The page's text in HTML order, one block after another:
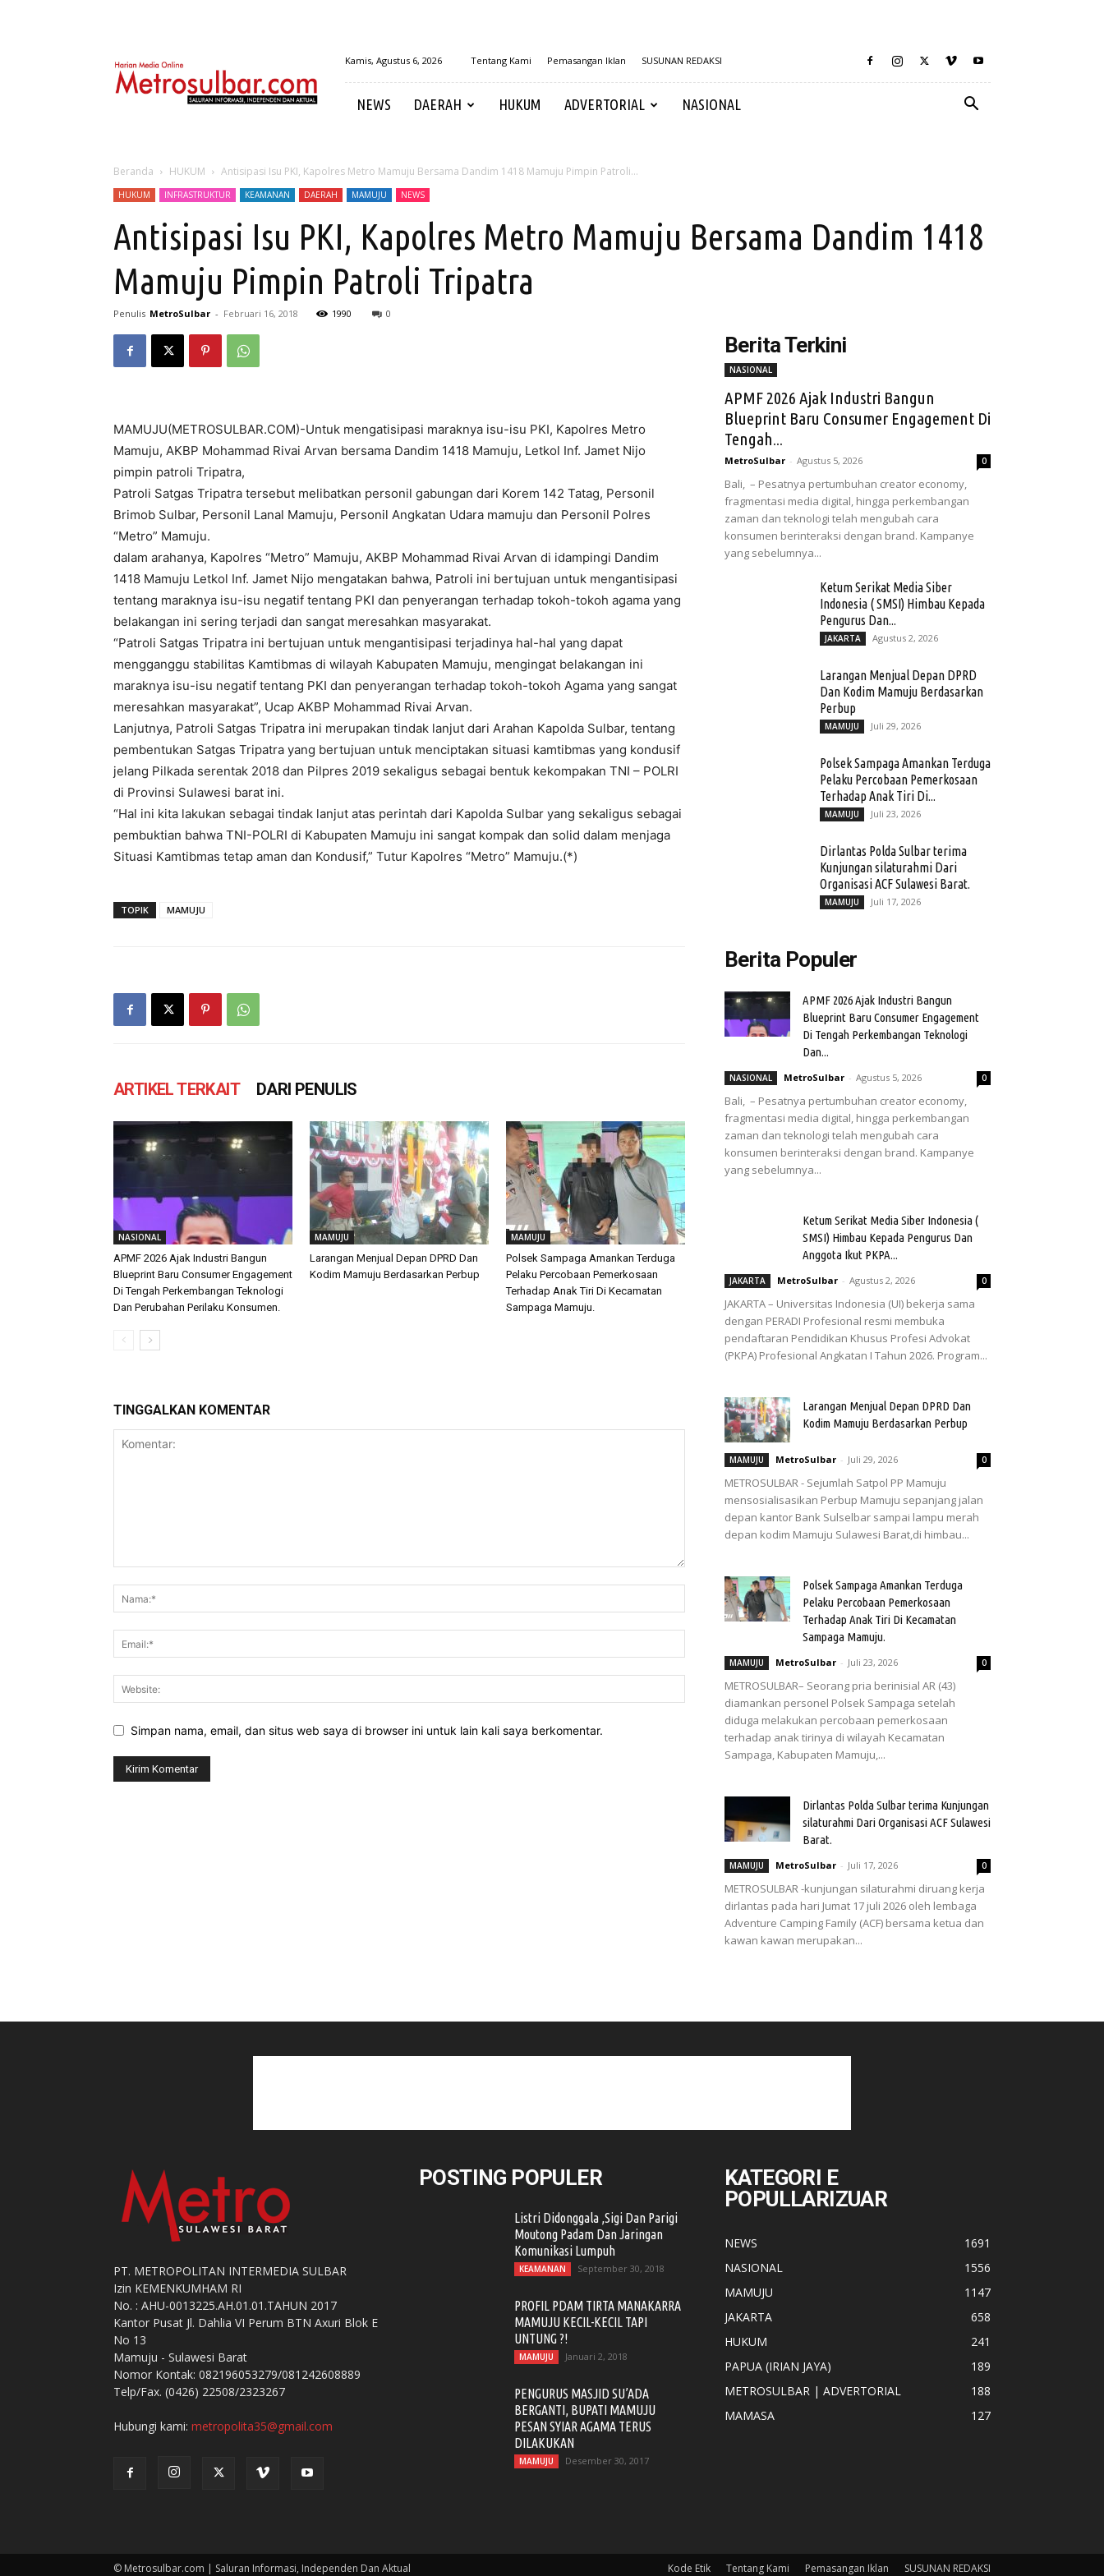
Kamis, Agustus 6, 2026 Tentang Kami Pemasangan Iklan SUSUNAN REDAKSI
NEWS DAERAH HUKUM ADVERTORIAL NASIONAL
Beranda HUKUM Antisipasi Isu PKI, Kapolres Metro Mamuju Bersama Dandim 1418 Mamuju Pimpin Patroli...
HUKUM INFRASTRUKTUR KEAMANAN DAERAH MAMUJU NEWS
Antisipasi Isu PKI, Kapolres Metro Mamuju Bersama Dandim 1418
Mamuju Pimpin Patroli Tripatra
Penulis MetroSulbar - Februari 16, 2018 1990 0
MAMUJU(METROSULBAR.COM)-Untuk mengatisipasi maraknya isu-isu PKI, Kapolres Metro
Mamuju, AKBP Mohammad Rivai Arvan bersama Dandim 1418 Mamuju, Letkol Inf. Jamet Nijo
pimpin patroli Tripatra,
Patroli Satgas Tripatra tersebut melibatkan personil gabungan dari Korem 142 Tatag, Personil
Brimob Sulbar, Personil Lanal Mamuju, Personil Angkatan Udara mamuju dan Personil Polres
“Metro” Mamuju.
dalam arahanya, Kapolres “Metro” Mamuju, AKBP Mohammad Rivai Arvan di idampingi Dandim
1418 Mamuju Letkol Inf. Jamet Nijo mengatakan bahwa, Patroli ini bertujuan untuk mengantisipasi
tentang maraknya isu-isu negatif tentang PKI dan penyerangan terhadap tokoh-tokoh agama yang
belakangan ini sering terjadi dan sangat meresahkan masyarakat.
“Patroli Satgas Tripatra ini bertujuan untuk mengantisipasi terjadinya hal-hal yang dapat
mengganggu stabilitas Kamtibmas di wilayah Kabupaten Mamuju, mengingat belakangan ini
maraknya isu-isu negatif tentang PKI dan penyerangan terhadap tokoh-tokoh Agama yang sangat
meresahkan masyarakat”, Ucap AKBP Mohammad Rivai Arvan.
Lanjutnya, Patroli Satgas Tripatra ini merupakan tindak lanjut dari Arahan Kapolda Sulbar, tentang
pembentukan Satgas Tripatra yang bertujuan untuk menciptakan situasi kamtibmas yang kondusif
jelang Pilkada serentak 2018 dan Pilpres 2019 sekaligus sebagai bentuk kekompakan TNI – POLRI
di Provinsi Sulawesi barat ini.
“Hal ini kita lakukan sebagai tindak lanjut atas perintah dari Kapolda Sulbar yang sekaligus sebagai
pembuktian bahwa TNI-POLRI di Kabupaten Mamuju ini sangat kompak dan solid dalam menjaga
Situasi Kamtibmas tetap aman dan Kondusif,” Tutur Kapolres “Metro” Mamuju.(*)
TOPIK MAMUJU
ARTIKEL TERKAIT DARI PENULIS
NASIONAL
APMF 2026 Ajak Industri Bangun
Blueprint Baru Consumer Engagement
Di Tengah Perkembangan Teknologi
Dan Perubahan Perilaku Konsumen.
MAMUJU
Larangan Menjual Depan DPRD Dan
Kodim Mamuju Berdasarkan Perbup
MAMUJU
Polsek Sampaga Amankan Terduga
Pelaku Percobaan Pemerkosaan
Terhadap Anak Tiri Di Kecamatan
Sampaga Mamuju.
TINGGALKAN KOMENTAR
Simpan nama, email, dan situs web saya di browser ini untuk lain kali saya berkomentar.
Berita Terkini
NASIONAL
APMF 2026 Ajak Industri Bangun
Blueprint Baru Consumer Engagement Di
Tengah...
MetroSulbar - Agustus 5, 2026 0
Bali, – Pesatnya pertumbuhan creator economy,
fragmentasi media digital, hingga perkembangan
zaman dan teknologi telah mengubah cara
konsumen berinteraksi dengan brand. Kampanye
yang sebelumnya...
Ketum Serikat Media Siber
Indonesia ( SMSI) Himbau Kepada
Pengurus Dan...
JAKARTA Agustus 2, 2026
Larangan Menjual Depan DPRD
Dan Kodim Mamuju Berdasarkan
Perbup
MAMUJU Juli 29, 2026
Polsek Sampaga Amankan Terduga
Pelaku Percobaan Pemerkosaan
Terhadap Anak Tiri Di...
MAMUJU Juli 23, 2026
Dirlantas Polda Sulbar terima
Kunjungan silaturahmi Dari
Organisasi ACF Sulawesi Barat.
MAMUJU Juli 17, 2026
Berita Populer
APMF 2026 Ajak Industri Bangun
Blueprint Baru Consumer Engagement
Di Tengah Perkembangan Teknologi
Dan...
NASIONAL MetroSulbar - Agustus 5, 2026 0
Bali, – Pesatnya pertumbuhan creator economy,
fragmentasi media digital, hingga perkembangan
zaman dan teknologi telah mengubah cara
konsumen berinteraksi dengan brand. Kampanye
yang sebelumnya...
Ketum Serikat Media Siber Indonesia (
SMSI) Himbau Kepada Pengurus Dan
Anggota Ikut PKPA...
JAKARTA MetroSulbar - Agustus 2, 2026 0
JAKARTA – Universitas Indonesia (UI) bekerja sama
dengan PERADI Profesional resmi membuka
pendaftaran Pendidikan Khusus Profesi Advokat
(PKPA) Profesional Angkatan I Tahun 2026. Program...
Larangan Menjual Depan DPRD Dan
Kodim Mamuju Berdasarkan Perbup
MAMUJU MetroSulbar - Juli 29, 2026 0
METROSULBAR - Sejumlah Satpol PP Mamuju
mensosialisasikan Perbup Mamuju sepanjang jalan
depan kantor Bank Sulselbar sampai lampu merah
depan kodim Mamuju Sulawesi Barat,di himbau...
Polsek Sampaga Amankan Terduga
Pelaku Percobaan Pemerkosaan
Terhadap Anak Tiri Di Kecamatan
Sampaga Mamuju.
MAMUJU MetroSulbar - Juli 23, 2026 0
METROSULBAR– Seorang pria berinisial AR (43)
diamankan personel Polsek Sampaga setelah
diduga melakukan percobaan pemerkosaan
terhadap anak tirinya di wilayah Kecamatan
Sampaga, Kabupaten Mamuju,...
Dirlantas Polda Sulbar terima Kunjungan
silaturahmi Dari Organisasi ACF Sulawesi
Barat.
MAMUJU MetroSulbar - Juli 17, 2026 0
METROSULBAR -kunjungan silaturahmi diruang kerja
dirlantas pada hari Jumat 17 juli 2026 oleh lembaga
Adventure Camping Family (ACF) bersama ketua dan
kawan kawan merupakan...
PT. METROPOLITAN INTERMEDIA SULBAR
Izin KEMENKUMHAM RI
No. : AHU-0013225.AH.01.01.TAHUN 2017
Kantor Pusat Jl. Dahlia VI Perum BTN Axuri Blok E
No 13
Mamuju - Sulawesi Barat
Nomor Kontak: 082196053279/081242608889
Telp/Fax. (0426) 22508/2323267
Hubungi kami: metropolita35@gmail.com
POSTING POPULER
Listri Didonggala ,Sigi Dan Parigi
Moutong Padam Dan Jaringan
Komunikasi Lumpuh
KEAMANAN September 30, 2018
PROFIL PDAM TIRTA MANAKARRA
MAMUJU KECIL-KECIL TAPI
UNTUNG ?!
MAMUJU Januari 2, 2018
PENGURUS MASJID SU’ADA
BERGANTI, BUPATI MAMUJU
PESAN SYIAR AGAMA TERUS
DILAKUKAN
MAMUJU Desember 30, 2017
KATEGORI E
POPULLARIZUAR
NEWS
1691
NASIONAL
1556
MAMUJU
1147
JAKARTA
658
HUKUM
241
PAPUA (IRIAN JAYA)
189
METROSULBAR | ADVERTORIAL
188
MAMASA
127
Kode Etik Tentang Kami Pemasangan Iklan SUSUNAN REDAKSI
© Metrosulbar.com | Saluran Informasi, Independen Dan Aktual